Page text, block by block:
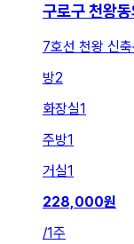
구로구 천왕
7호선 천왕 신
방2
화장실1
주방1
거실1
228,000원
/1주